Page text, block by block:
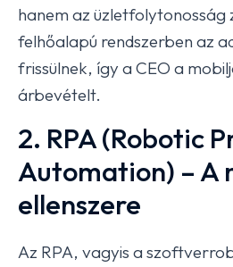
hanem az üzletfolytonosság
felhőalapú rendszerben az
frissülnek, így a CEO a
árbevételt.
2. RPA (Robotic
Automation) – A
ellenszere
Az RPA, vagyis a